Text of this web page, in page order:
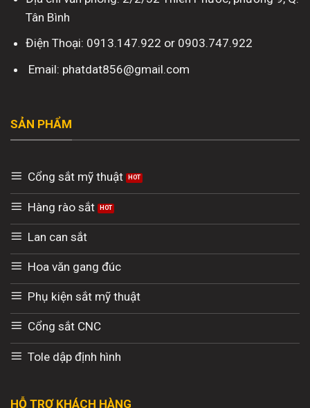
Tân Bình
Điện Thoại: 0913.147.922 or 0903.747.922
Email: phatdat856@gmail.com
SẢN PHẨM
Cổng sắt mỹ thuật
Hàng rào sắt
Lan can sắt
Hoa văn gang đúc
Phụ kiện sắt mỹ thuật
Cổng sắt CNC
Tole dập định hình
HỖ TRỢ KHÁCH HÀNG